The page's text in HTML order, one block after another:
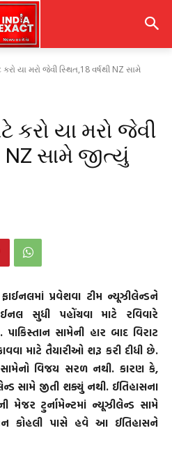
કરો યા મરો જેવી સ્થિત,18 વર્ષથી NZ સામે
કરો યા મરો જેવી
NZ સામે જીત્યું
પ્રવેશવા ટીમ ન્યૂઝીલેન્ડને
સુધી પહોંચવા માટે રવિવારે
સામેની હાર બાદ વિરાટ
માટે તૈયારીઓ શરૂ કરી દીધી છે.
સામેનો વિજય સરળ નથી. કારણ કે,
સામે જીતી શક્યું નથી. ઈતિહાસના
મેજર ટુર્નામેન્ટમાં ન્યૂઝીલેન્ડ સામે
કોહલી પાસે હવે આ ઈતિહાસને